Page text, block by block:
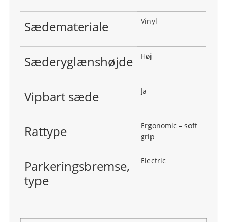
Sædemateriale Vinyl
Sæderyglænshøjde Høj
Vipbart sæde Ja
Rattype
Ergonomic – soft
grip
Parkeringsbremse,
type
Electric